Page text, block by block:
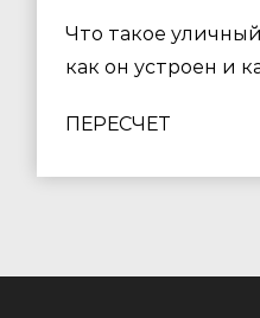
Что такое
как он устроен и
ПЕРЕСЧЕТ